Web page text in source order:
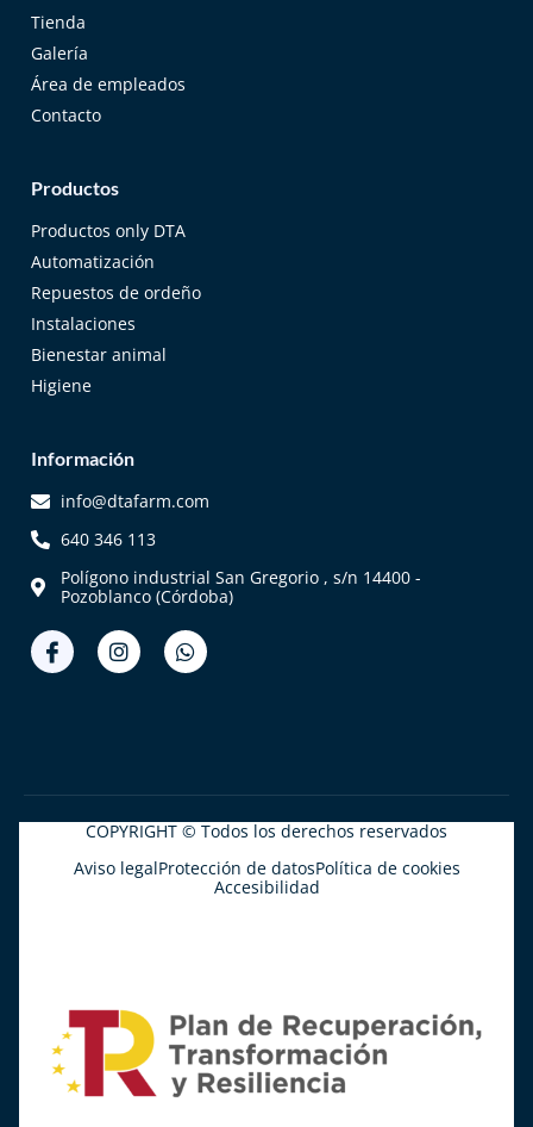
Tienda
Galería
Área de empleados
Contacto
Productos
Productos only DTA
Automatización
Repuestos de ordeño
Instalaciones
Bienestar animal
Higiene
Información
info@dtafarm.com
640 346 113
Polígono industrial San Gregorio , s/n 14400 -
Pozoblanco (Córdoba)
COPYRIGHT © Todos los derechos reservados
Aviso legalProtección de datosPolítica de cookies
Accesibilidad